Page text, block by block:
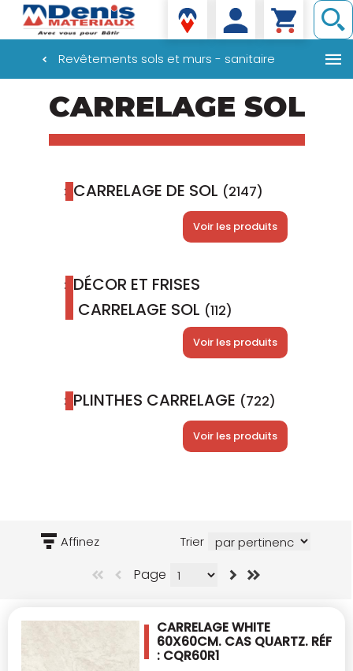
contenu
Denis matériaux
Revêtements sols et murs - sanitaire
CARRELAGE SOL
CARRELAGE DE SOL (2147)
Voir les produits
DÉCOR ET FRISES
CARRELAGE SOL (112)
Voir les produits
PLINTHES CARRELAGE (722)
Voir les produits
Affinez Trier
Page
CARRELAGE WHITE
60X60CM. CAS QUARTZ. RÉF
: CQR60R1